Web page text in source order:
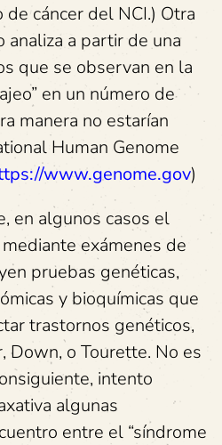
de cáncer del NCI.) Otra
analiza a partir de una
que se observan en la
en un número de
manera no estarían
Human Genome
www.genome.gov)
en algunos casos el
exámenes de
pruebas genéticas,
y bioquímicas que
trastornos genéticos,
Down, o Tourette. No es
intento
algunas
entre el “síndrome